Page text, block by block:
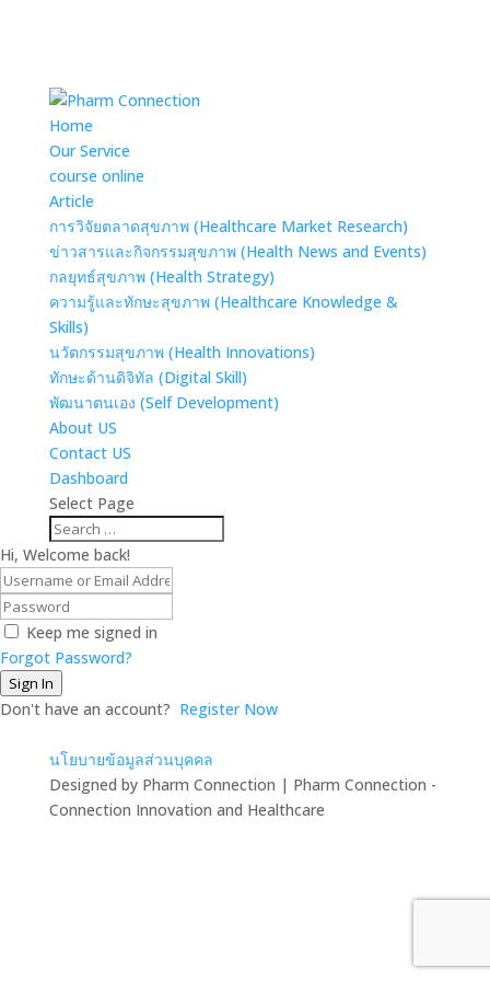
Home
Our Service
course online
Article
การวิจัยตลาดสุขภาพ (Healthcare Market Research)
ข่าวสารและกิจกรรมสุขภาพ (Health News and Events)
กลยุทธ์สุขภาพ (Health Strategy)
ความรู้และทักษะสุขภาพ (Healthcare Knowledge &
Skills)
นวัตกรรมสุขภาพ (Health Innovations)
ทักษะด้านดิจิทัล (Digital Skill)
พัฒนาตนเอง (Self Development)
About US
Contact US
Dashboard
Select Page
Hi, Welcome back!
Keep me signed in
Forgot Password?
Sign In
Don't have an account? Register Now
นโยบายข้อมูลส่วนบุคคล
Designed by Pharm Connection | Pharm Connection -
Connection Innovation and Healthcare